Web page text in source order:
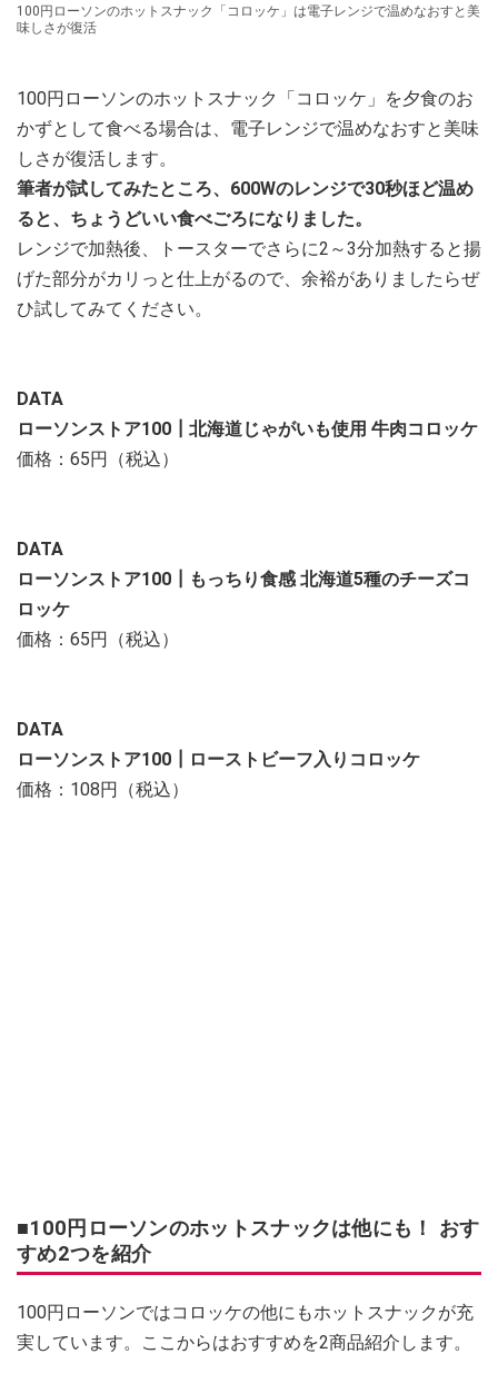
100円ローソンのホットスナック「コロッケ」は電子レンジで温めなおすと美
味しさが復活
100円ローソンのホットスナック「コロッケ」を夕食のお
かずとして食べる場合は、電子レンジで温めなおすと美味
しさが復活します。
筆者が試してみたところ、600Wのレンジで30秒ほど温め
ると、ちょうどいい食べごろになりました。
レンジで加熱後、トースターでさらに2～3分加熱すると揚
げた部分がカリっと仕上がるので、余裕がありましたらぜ
ひ試してみてください。
DATA
ローソンストア100┃北海道じゃがいも使用 牛肉コロッケ
価格：65円（税込）
DATA
ローソンストア100┃もっちり食感 北海道5種のチーズコ
ロッケ
価格：65円（税込）
DATA
ローソンストア100┃ローストビーフ入りコロッケ
価格：108円（税込）
■100円ローソンのホットスナックは他にも！ おす
すめ2つを紹介
100円ローソンではコロッケの他にもホットスナックが充
実しています。ここからはおすすめを2商品紹介します。